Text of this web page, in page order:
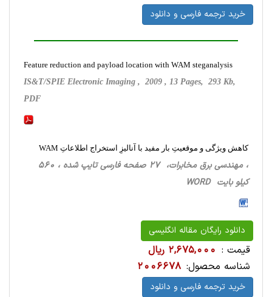
خرید ترجمه فارسی و دانلود
Feature reduction and payload location with WAM steganalysis
IS&T/SPIE Electronic Imaging , 2009 , 13 Pages, 293 Kb,
PDF
کاهش ویژگی و موقعیتِ بار مفید با آنالیزِ استخراج اطلاعاتِ WAM
، مهندسی برق مخابرات، 27 صفحه فارسی تایپ شده ، 560
کیلو بایت WORD
دانلود رایگان مقاله انگلیسی
قیمت : 2,675,000 ریال
شناسه محصول: 2006678
خرید ترجمه فارسی و دانلود